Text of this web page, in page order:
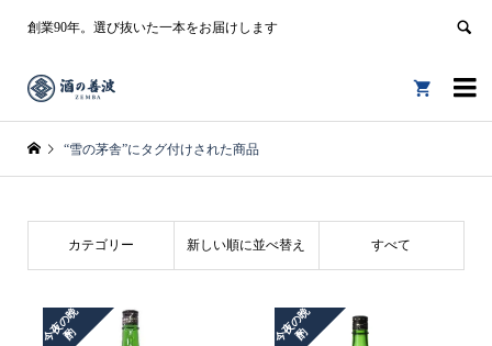
創業90年。選び抜いた一本をお届けします


“雪の茅舎”にタグ付けされた商品
カテゴリー 新しい順に並べ替え すべて
今
夜
の
晩
酌 今
夜
の
晩
酌